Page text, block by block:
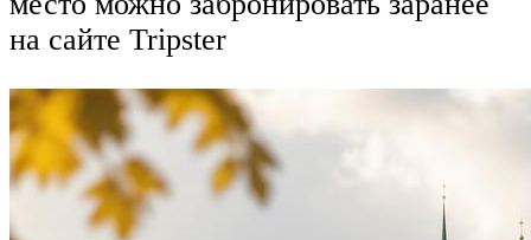
на сайте Tripster